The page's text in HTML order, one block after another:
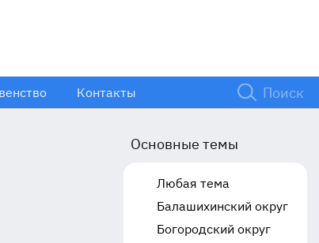
Контакты
Основные темы
Любая тема
Балашихинский округ
Богородский округ